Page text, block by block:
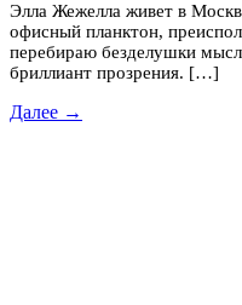
Элла Жежелла живет в
офисный планктон,
перебираю безделушки
бриллиант прозрения. […]
Далее →